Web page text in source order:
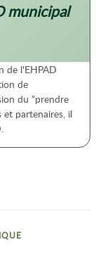
municipal
de l'EHPAD
de
du “prendre
et partenaires, il